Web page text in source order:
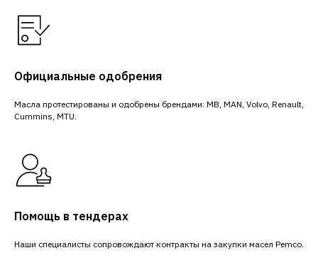
Официальные одобрения
Масла протестированы и одобрены брендами: MB, MAN, Volvo, Renault,
Cummins, MTU.
Помощь в тендерах
Наши специалисты сопровождают контракты на закупки масел Pemco.